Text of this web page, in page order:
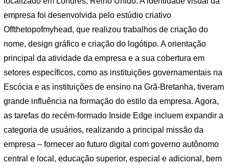
empresa foi desenvolvida pelo estúdio criativo
Offthetopofmyhead, que realizou trabalhos de criação do
nome, design gráfico e criação do logótipo. A orientação
principal da atividade da empresa e a sua cobertura em
setores específicos, como as instituições governamentais na
Escócia e as instituições de ensino na Grã-Bretanha, tiveram
grande influência na formação do estilo da empresa. Agora,
as tarefas do recém-formado Inside Edge incluem expandir a
categoria de usuários, realizando a principal missão da
empresa – fornecer ao futuro digital com governo autônomo
central e local, educação superior, especial e adicional, bem